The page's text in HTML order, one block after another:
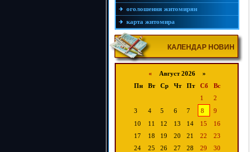
оголошення житомирян
карта житомира
КАЛЕНДАР НОВИН
« Август 2026 »
Пн
Вт Ср Чт Пт Сб
Вс
1
2
3
4 5 6 7 8
9
10
11 12 13 14 15
16
17
18 19 20 21 22
23
24
25 26 27 28 29
30